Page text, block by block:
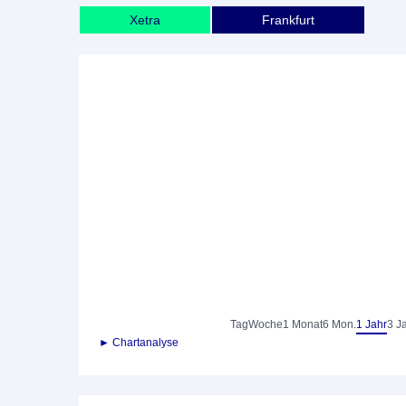
Xetra Frankfurt
TagWoche1 Monat6 Mon.1 Jahr3
► Chartanalyse